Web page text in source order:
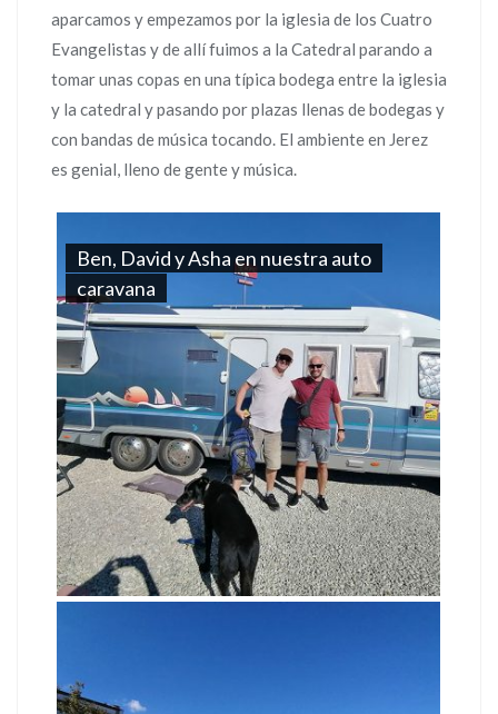
aparcamos y empezamos por la iglesia de los Cuatro
Evangelistas y de allí fuimos a la Catedral parando a
tomar unas copas en una típica bodega entre la iglesia
y la catedral y pasando por plazas llenas de bodegas y
con bandas de música tocando. El ambiente en Jerez
es genial, lleno de gente y música.
Ben, David y Asha en nuestra auto
caravana